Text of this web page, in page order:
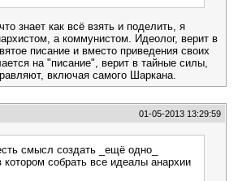
знает как всё взять и поделить, я
а коммунистом. Идеолог, верит в
писание и вместо приведения своих
на "писание", верит в тайные силы,
включая самого Шаркана.
01-05-2013 13:29:59
смысл создать _ещё одно_
котором собрать все идеалы анархии